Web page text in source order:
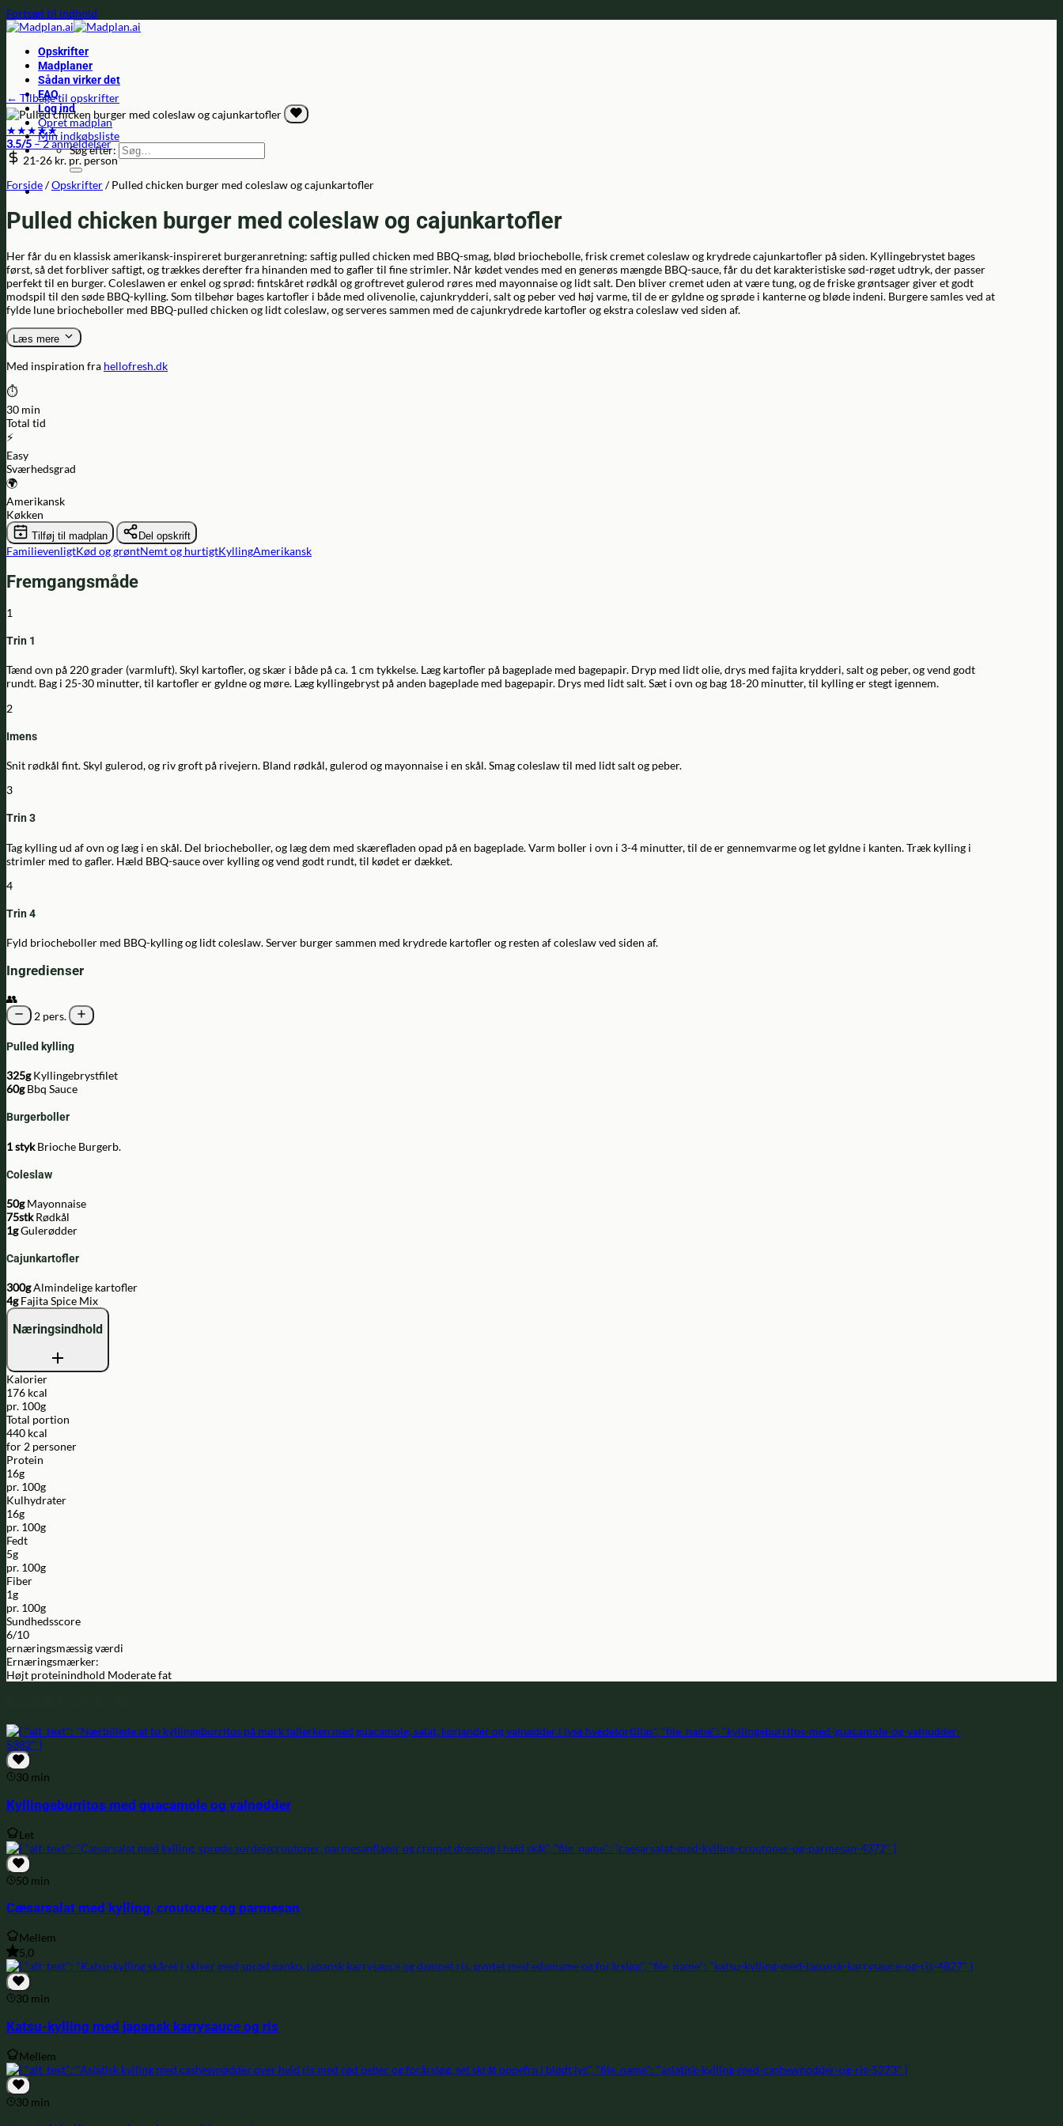
Fortsæt til indhold
Opskrifter
Madplaner
Sådan virker det
FAQ
Log ind
Opret madplan
Min indkøbsliste
Søg efter:
← Tilbage til opskrifter
★★★★★
3.5/5 – 2 anmeldelser
21-26 kr. pr. person
Forside/Opskrifter/Pulled chicken burger med coleslaw og cajunkartofler
Pulled chicken burger med coleslaw og cajunkartofler
Her får du en klassisk amerikansk-inspireret burgeranretning: saftig pulled chicken med BBQ-smag, blød briochebolle, frisk cremet coleslaw og krydrede cajunkartofler på siden. Kyllingebrystet bages
først, så det forbliver saftigt, og trækkes derefter fra hinanden med to gafler til fine strimler. Når kødet vendes med en generøs mængde BBQ-sauce, får du det karakteristiske sød-røget udtryk, der passer
perfekt til en burger. Coleslawen er enkel og sprød: fintskåret rødkål og groftrevet gulerod røres med mayonnaise og lidt salt. Den bliver cremet uden at være tung, og de friske grøntsager giver et godt
modspil til den søde BBQ-kylling. Som tilbehør bages kartofler i både med olivenolie, cajunkrydderi, salt og peber ved høj varme, til de er gyldne og sprøde i kanterne og bløde indeni. Burgere samles ved at
fylde lune briocheboller med BBQ-pulled chicken og lidt coleslaw, og serveres sammen med de cajunkrydrede kartofler og ekstra coleslaw ved siden af.
Læs mere
Med inspiration fra hellofresh.dk
⏱️
30 min
Total tid
⚡
Easy
Sværhedsgrad
🌍
Amerikansk
Køkken
Tilføj til madplan Del opskrift
FamilievenligtKød og grøntNemt og hurtigtKyllingAmerikansk
Fremgangsmåde
1
Trin 1
Tænd ovn på 220 grader (varmluft). Skyl kartofler, og skær i både på ca. 1 cm tykkelse. Læg kartofler på bageplade med bagepapir. Dryp med lidt olie, drys med fajita krydderi, salt og peber, og vend godt
rundt. Bag i 25-30 minutter, til kartofler er gyldne og møre. Læg kyllingebryst på anden bageplade med bagepapir. Drys med lidt salt. Sæt i ovn og bag 18-20 minutter, til kylling er stegt igennem.
2
Imens
Snit rødkål fint. Skyl gulerod, og riv groft på rivejern. Bland rødkål, gulerod og mayonnaise i en skål. Smag coleslaw til med lidt salt og peber.
3
Trin 3
Tag kylling ud af ovn og læg i en skål. Del briocheboller, og læg dem med skærefladen opad på en bageplade. Varm boller i ovn i 3-4 minutter, til de er gennemvarme og let gyldne i kanten. Træk kylling i
strimler med to gafler. Hæld BBQ-sauce over kylling og vend godt rundt, til kødet er dækket.
4
Trin 4
Fyld briocheboller med BBQ-kylling og lidt coleslaw. Server burger sammen med krydrede kartofler og resten af coleslaw ved siden af.
Ingredienser
👥
2 pers.
Pulled kylling
325gKyllingebrystfilet
60gBbq Sauce
Burgerboller
1 stykBrioche Burgerb.
Coleslaw
50gMayonnaise
75stkRødkål
1gGulerødder
Cajunkartofler
300gAlmindelige kartofler
4gFajita Spice Mix
Næringsindhold
Kalorier
176 kcal
pr. 100g
Total portion
440 kcal
for 2 personer
Protein
16g
pr. 100g
Kulhydrater
16g
pr. 100g
Fedt
5g
pr. 100g
Fiber
1g
pr. 100g
Sundhedsscore
6/10
ernæringsmæssig værdi
Ernæringsmærker:
Højt proteinindhold Moderate fat
30 min
Kyllingeburritos med guacamole og valnødder
Let
50 min
Cæsarsalat med kylling, croutoner og parmesan
Mellem
5,0
30 min
Katsu-kylling med japansk karrysauce og ris
Mellem
30 min